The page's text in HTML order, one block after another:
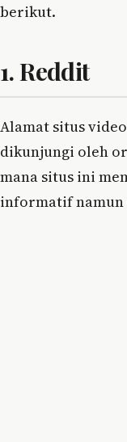
berikut.
1. Reddit
Alamat situs
dikunjungi oleh
mana situs ini
informatif